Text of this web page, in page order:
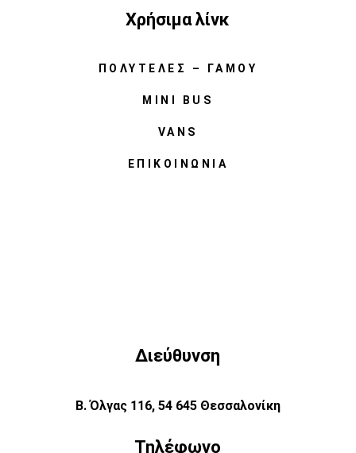
Χρήσιμα λίνκ
ΠΟΛΥΤΕΛΈΣ – ΓΆΜΟΥ
MINI BUS
VANS
ΕΠΙΚΟΙΝΩΝΊΑ
Διεύθυνση
Β. Όλγας 116, 54 645 Θεσσαλονίκη
Τηλέφωνο